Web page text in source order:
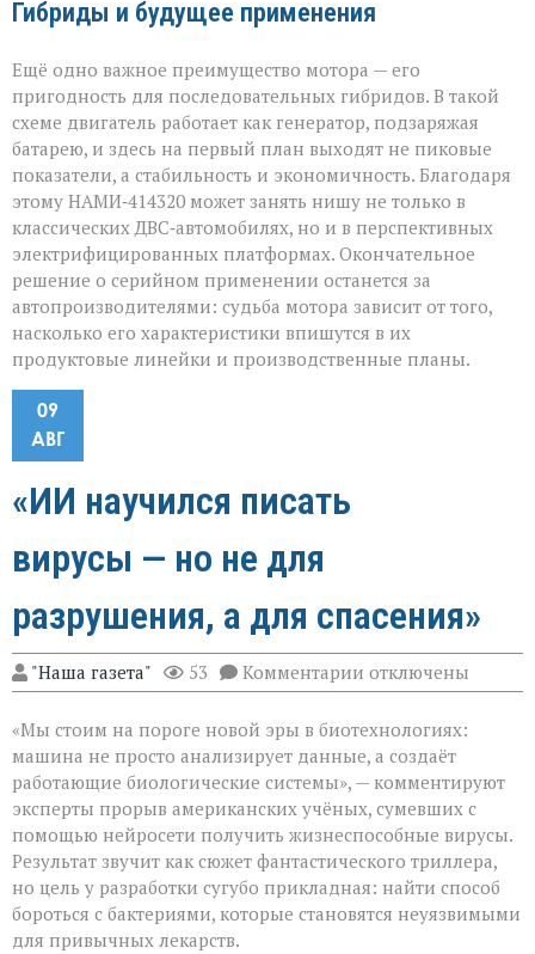
Гибриды и будущее применения
Ещё одно важное преимущество мотора — его
пригодность для последовательных гибридов. В такой
схеме двигатель работает как генератор, подзаряжая
батарею, и здесь на первый план выходят не пиковые
показатели, а стабильность и экономичность. Благодаря
этому НАМИ‑414320 может занять нишу не только в
классических ДВС‑автомобилях, но и в перспективных
электрифицированных платформах. Окончательное
решение о серийном применении останется за
автопроизводителями: судьба мотора зависит от того,
насколько его характеристики впишутся в их
продуктовые линейки и производственные планы.
09
АВГ
«ИИ научился писать
вирусы — но не для
разрушения, а для спасения»
"Наша газета" 53 Комментарии к
записи
научился
писать
вирусы — но
не
для
разрушения,
а
для
спасения»
отключены
«Мы стоим на пороге новой эры в биотехнологиях:
машина не просто анализирует данные, а создаёт
работающие биологические системы», — комментируют
эксперты прорыв американских учёных, сумевших с
помощью нейросети получить жизнеспособные вирусы.
Результат звучит как сюжет фантастического триллера,
но цель у разработки сугубо прикладная: найти способ
бороться с бактериями, которые становятся неуязвимыми
для привычных лекарств.